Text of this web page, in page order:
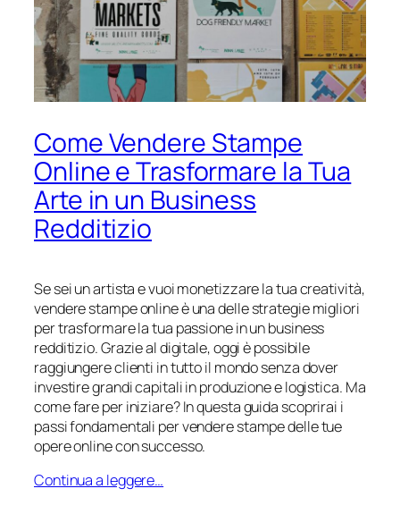
Come Vendere Stampe
Online e Trasformare la Tua
Arte in un Business
Redditizio
Se sei un artista e vuoi monetizzare la tua creatività,
vendere stampe online è una delle strategie migliori
per trasformare la tua passione in un business
redditizio. Grazie al digitale, oggi è possibile
raggiungere clienti in tutto il mondo senza dover
investire grandi capitali in produzione e logistica. Ma
come fare per iniziare? In questa guida scoprirai i
passi fondamentali per vendere stampe delle tue
opere online con successo.
Continua a leggere…